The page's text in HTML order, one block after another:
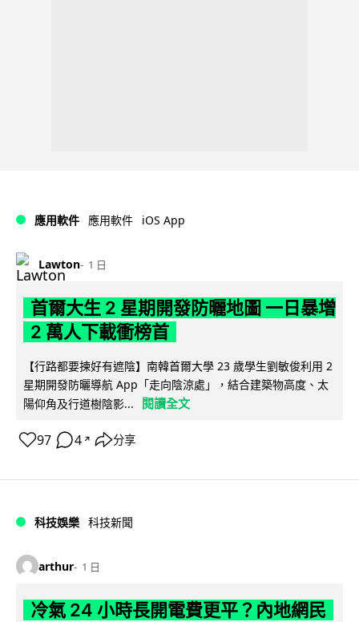
應用軟件 應用軟件 iOS App
Lawton 1 日
首爾大生 2 星期開發防曬地圖 一日暴增
2 萬人下載衝榜首
【行路都要揀好有遮陰】南韓首爾大學 23 歲學生劉敏俊利用 2
星期開發防曬導航 App「走向陰涼處」，結合建築物高度、太
陽仰角及行道樹陰影...
閱讀全文
97 4 ↗ 分享
科技娛樂 科技新聞
arthur 1 日
冷氣 24 小時長開電費更平？內地網民